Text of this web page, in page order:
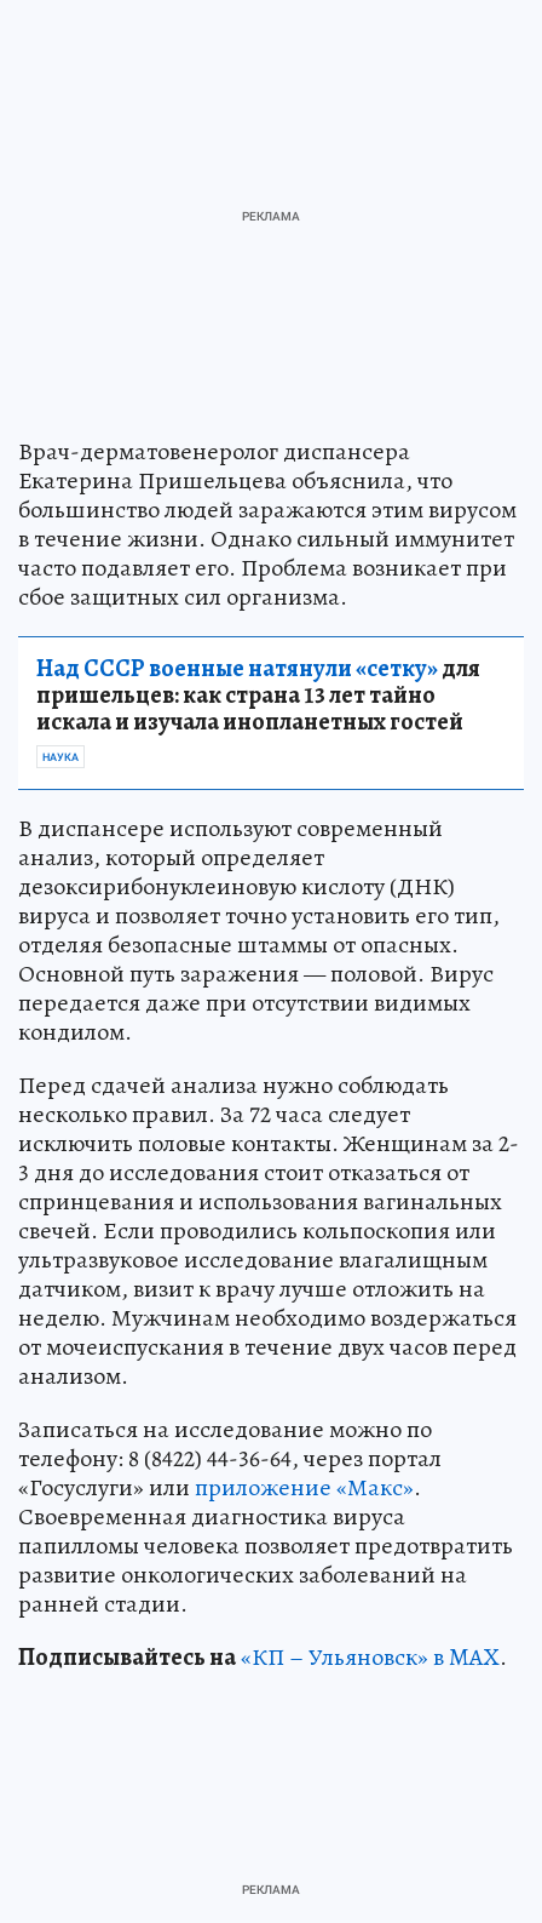
Врач-дерматовенеролог диспансера
Екатерина Пришельцева объяснила, что
большинство людей заражаются этим вирусом
в течение жизни. Однако сильный иммунитет
часто подавляет его. Проблема возникает при
сбое защитных сил организма.
Над СССР военные натянули «сетку»для
пришельцев: как страна 13 лет тайно
искала и изучала инопланетных гостей
НАУКА
В диспансере используют современный
анализ, который определяет
дезоксирибонуклеиновую кислоту (ДНК)
вируса и позволяет точно установить его тип,
отделяя безопасные штаммы от опасных.
Основной путь заражения — половой. Вирус
передается даже при отсутствии видимых
кондилом.
Перед сдачей анализа нужно соблюдать
несколько правил. За 72 часа следует
исключить половые контакты. Женщинам за 2-
3 дня до исследования стоит отказаться от
спринцевания и использования вагинальных
свечей. Если проводились кольпоскопия или
ультразвуковое исследование влагалищным
датчиком, визит к врачу лучше отложить на
неделю. Мужчинам необходимо воздержаться
от мочеиспускания в течение двух часов перед
анализом.
Записаться на исследование можно по
телефону: 8 (8422) 44-36-64, через портал
«Госуслуги» илиприложение «Макс».
Своевременная диагностика вируса
папилломы человека позволяет предотвратить
развитие онкологических заболеваний на
ранней стадии.
Подписывайтесь на«КП – Ульяновск» в MAX.